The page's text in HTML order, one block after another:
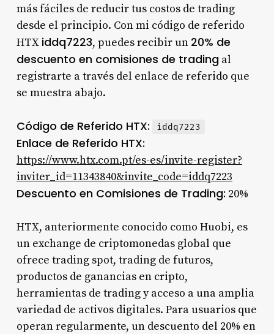
más fáciles de reducir tus costos de trading
desde el principio. Con mi código de referido
HTX iddq7223, puedes recibir un 20% de
descuento en comisiones de tradingal
registrarte a través del enlace de referido que
se muestra abajo.
Código de Referido HTX: iddq7223
Enlace de Referido HTX:
https://www.htx.com.pt/es-es/invite-register?
inviter_id=11343840&invite_code=iddq7223
Descuento en Comisiones de Trading: 20%
HTX, anteriormente conocido como Huobi, es
un exchange de criptomonedas global que
ofrece trading spot, trading de futuros,
productos de ganancias en cripto,
herramientas de trading y acceso a una amplia
variedad de activos digitales. Para usuarios que
operan regularmente, un descuento del 20% en